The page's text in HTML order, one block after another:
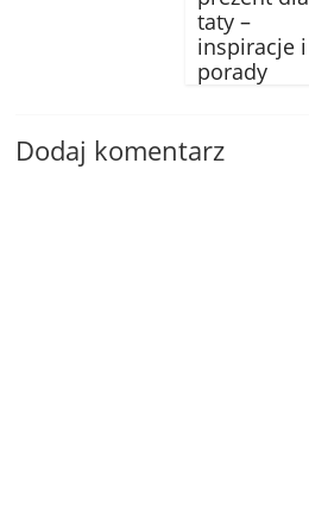
taty –
inspiracje i
porady
Dodaj komentarz